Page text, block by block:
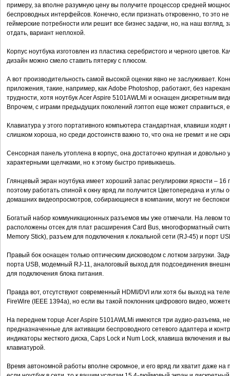
примеру, за вполне разумную цену вы получите процессор средней
беспроводных интерфейсов. Конечно, если признать откровенно, то это
геймерские потребности или решит все бизнес задачи, но, на наш взгляд,
отдать, вариант неплохой.
Корпус ноутбука изготовлен из пластика серебристого и черного цветов.
дизайн можно смело ставить пятерку с плюсом.
А вот производительность самой высокой оценки явно не заслуживает.
приложения, такие, например, как Adobe Photoshop, работают, без
трудности, хотя ноутбук Acer Aspire 5101AWLMi и оснащен дискретным
Впрочем, с играми предыдущих поколений лэптоп еще может справиться,
Клавиатура у этого портативного компьютера стандартная, клавиши ходят
слишком хороша, но среди достоинств важно то, что она не гремит и не
Сенсорная панель утоплена в корпус, она достаточно крупная и
характерными щелчками, но к этому быстро привыкаешь.
Глянцевый экран ноутбука имеет хороший запас регулировки яркости –
поэтому работать спиной к окну вряд ли получится Цветопередача и
домашних видеопросмотров, собирающиеся в компании, могут не
Богатый набор коммуникационных разъемов мы уже отмечали. На левом
расположены отсек для плат расширения Card Bus, многоформатный
Memory Stick), разъем для подключения к локальной сети (RJ-45) и порт
Правый бок оснащен только оптическим дисководом с лотком загрузки.
порта USB, модемный RJ-11, аналоговый выход для подсоединения
для подключения блока питания.
Правда вот, отсутствуют современный HDMI/DVI или хотя бы выход на
FireWire (IЕЕЕ 1394а), но если вы такой поклонник цифрового видео,
На переднем торце Acer Aspire 5101AWLMi имеются три аудио-разъема,
предназначенные для активации беспроводного сетевого адаптера и
индикаторы жесткого диска, Caps Lock и Num Lock, клавиша включения и
клавиатурой.
Время автономной работы вполне скромное, и его вряд ли хватит даже